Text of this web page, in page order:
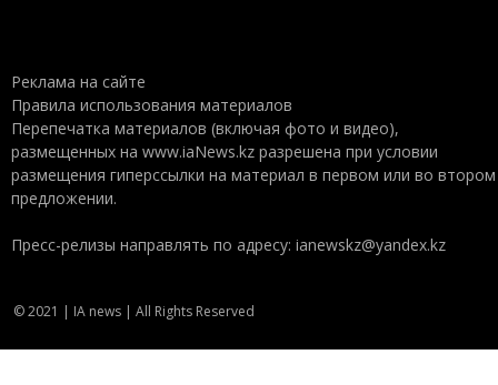
Реклама на сайте
Правила использования материалов
Перепечатка материалов (включая фото и видео),
размещенных на www.iaNews.kz разрешена при условии
размещения гиперссылки на материал в первом или во втором
предложении.
Пресс-релизы направлять по адресу: ianewskz@yandex.kz
© 2021 | IA news | All Rights Reserved